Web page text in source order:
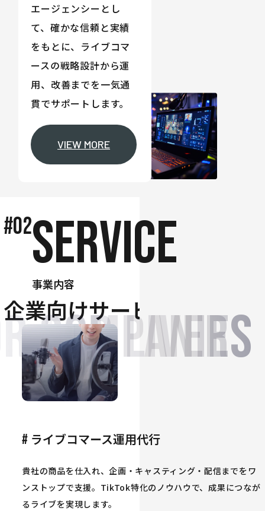
エージェンシーとし
て、確かな信頼と実績
をもとに、ライブコマ
ースの戦略設計から運
用、改善までを一気通
貫でサポートします。
VIEW MORE
#02SERVICE
事業内容
企業向けサービス
companies
# ライブコマース運用代行
貴社の商品を仕入れ、企画・キャスティング・配信までをワ
ンストップで支援。TikTok特化のノウハウで、成果につなが
るライブを実現します。
FOR LIVERS